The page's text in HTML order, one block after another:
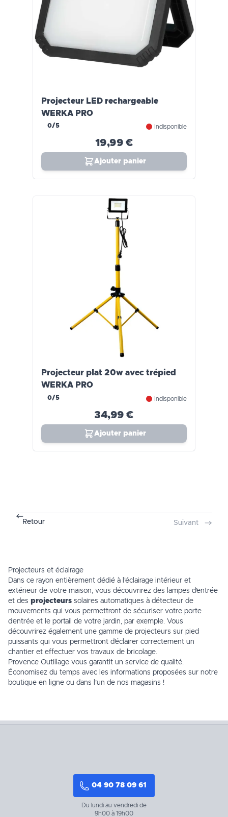
Projecteur LED rechargeable
WERKA PRO
0/5 Indisponible
19,99 €
Ajouter panier
Projecteur plat 20w avec trépied
WERKA PRO
0/5 Indisponible
34,99 €
Ajouter panier
Retour Suivant
Projecteurs et éclairage
Dans ce rayon entièrement dédié à l'éclairage intérieur et
extérieur de votre maison, vous découvrirez des lampes d’entrée
et des projecteurs solaires automatiques à détecteur de
mouvements qui vous permettront de sécuriser votre porte
d’entrée et le portail de votre jardin, par exemple. Vous
découvrirez également une gamme de projecteurs sur pied
puissants qui vous permettront d’éclairer correctement un
chantier et effectuer vos travaux de bricolage.
Provence Outillage vous garantit un service de qualité.
Économisez du temps avec les informations proposées sur notre
boutique en ligne ou dans l’un de nos magasins !
04 90 78 09 61
Du lundi au vendredi de
9h00 à 19h00